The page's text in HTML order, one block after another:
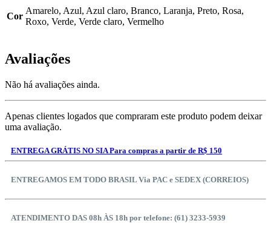
Cor
Amarelo, Azul, Azul claro, Branco, Laranja, Preto, Rosa,
Roxo, Verde, Verde claro, Vermelho
Avaliações
Não há avaliações ainda.
Apenas clientes logados que compraram este produto podem deixar
uma avaliação.
ENTREGA GRÁTIS NO SIA Para compras a partir de R$ 150
ENTREGAMOS EM TODO BRASIL Via PAC e SEDEX (CORREIOS)
ATENDIMENTO DAS 08h ÀS 18h por telefone: (61) 3233-5939